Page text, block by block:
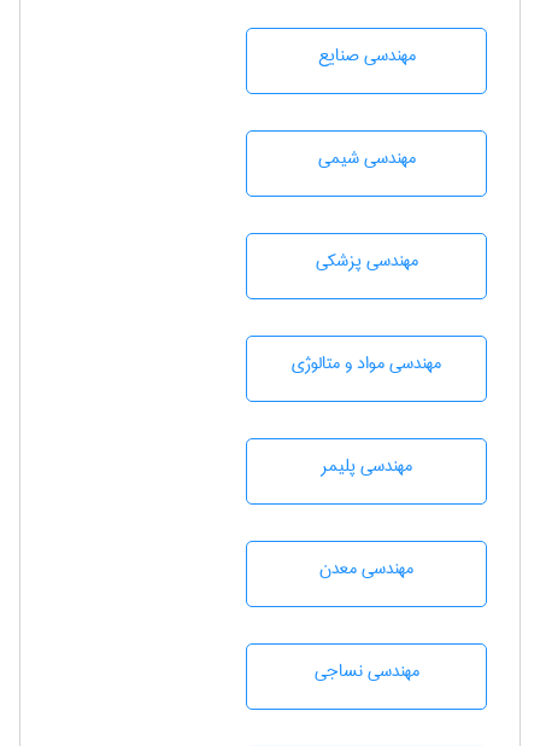
مهندسی صنايع
مهندسي شيمی
مهندسی پزشکی
مهندسی مواد و متالوژی
مهندسی پليمر
مهندسی معدن
مهندسي نساجی